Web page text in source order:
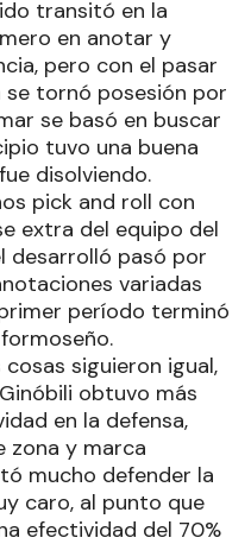
transitó en la
en anotar y
pero con el pasar
tornó posesión por
se basó en buscar
tuvo una buena
disolviendo.
pick and roll con
extra del equipo del
desarrolló pasó por
variadas
período terminó
siguieron igual,
obtuvo más
en la defensa,
zona y marca
mucho defender la
caro, al punto que
efectividad del 70%